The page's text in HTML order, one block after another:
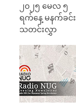
၂၀၂၅ မေလ ၅
ရက်နေ့ မနက်ခင်း
သတင်းလွှာ